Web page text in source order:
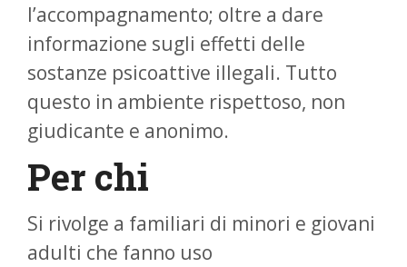
l’accompagnamento; oltre a dare
informazione sugli effetti delle
sostanze psicoattive illegali. Tutto
questo in ambiente rispettoso, non
giudicante e anonimo.
Per chi
Si rivolge a familiari di minori e giovani
adulti che fanno uso